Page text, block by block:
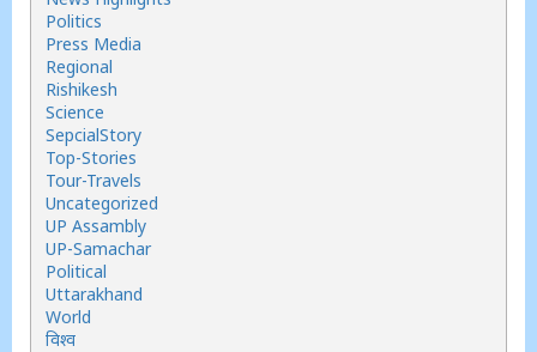
Politics
Press Media
Regional
Rishikesh
Science
SepcialStory
Top-Stories
Tour-Travels
Uncategorized
UP Assambly
UP-Samachar
Political
Uttarakhand
World
विश्व